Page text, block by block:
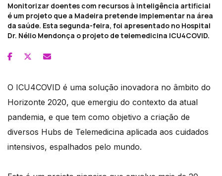
Monitorizar doentes com recursos à inteligência artificial
é um projeto que a Madeira pretende implementar na área
da saúde. Esta segunda-feira, foi apresentado no Hospital
Dr. Nélio Mendonça o projeto de telemedicina ICU4COVID.
O ICU4COVID é uma solução inovadora no âmbito do
Horizonte 2020, que emergiu do contexto da atual
pandemia, e que tem como objetivo a criação de
diversos Hubs de Telemedicina aplicada aos cuidados
intensivos, espalhados pelo mundo.